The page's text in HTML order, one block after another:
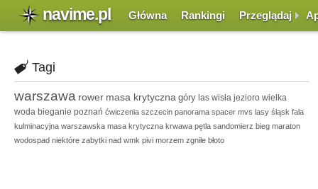
navime.pl Główna Rankingi Przeglądaj
Tagi
warszawa rower masa krytyczna góry las wisła jezioro wielka
woda bieganie poznań ćwiczenia szczecin panorama spacer mvs lasy śląsk fala
kulminacyjna warszawska masa krytyczna krwawa pętla sandomierz bieg maraton
wodospad niektóre zabytki nad wmk pivi morzem zgniłe błoto